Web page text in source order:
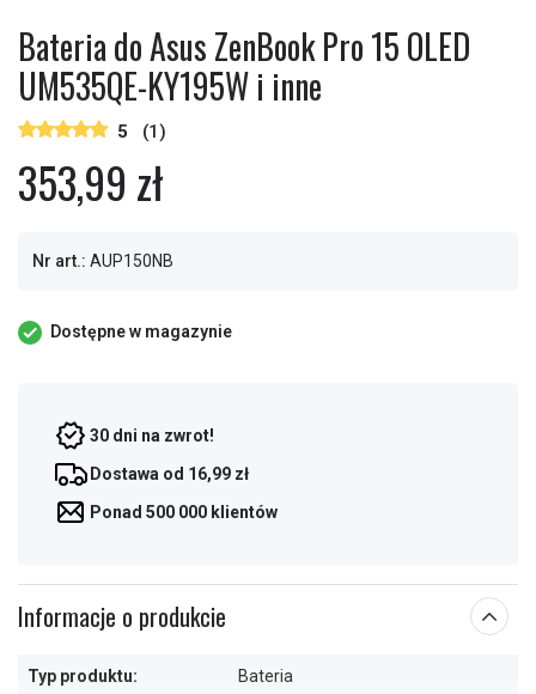
Bateria do Asus ZenBook Pro 15 OLED
UM535QE-KY195W i inne
5 (1)
353,99 zł
Nr art.: AUP150NB
Dostępne w magazynie
30 dni na zwrot!
Dostawa od 16,99 zł
Ponad 500 000 klientów
Informacje o produkcie
Typ produktu: Bateria